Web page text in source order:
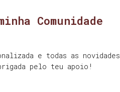
Comunidade
e todas as novidades
pelo teu apoio!